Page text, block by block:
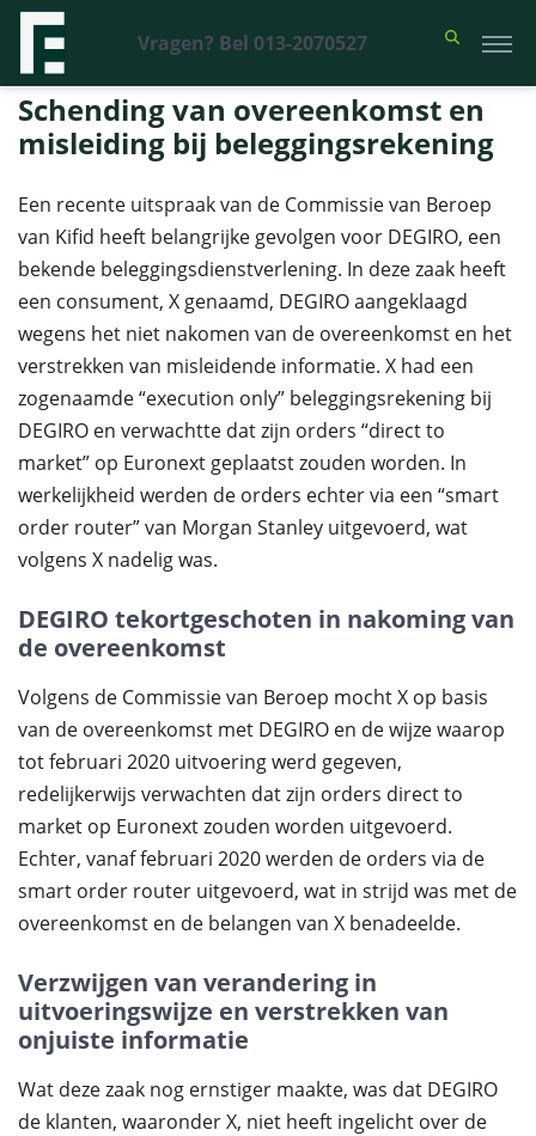
Vragen? Bel 013-2070527
Financieel Recht Advocaten >Uitspraken>Schending van
overeenkomst en misleiding bij beleggingsrekening
Schending van overeenkomst en
misleiding bij beleggingsrekening
Een recente uitspraak van de Commissie van Beroep
van Kifid heeft belangrijke gevolgen voor DEGIRO, een
bekende beleggingsdienstverlening. In deze zaak heeft
een consument, X genaamd, DEGIRO aangeklaagd
wegens het niet nakomen van de overeenkomst en het
verstrekken van misleidende informatie. X had een
zogenaamde “execution only” beleggingsrekening bij
DEGIRO en verwachtte dat zijn orders “direct to
market” op Euronext geplaatst zouden worden. In
werkelijkheid werden de orders echter via een “smart
order router” van Morgan Stanley uitgevoerd, wat
volgens X nadelig was.
DEGIRO tekortgeschoten in nakoming van
de overeenkomst
Volgens de Commissie van Beroep mocht X op basis
van de overeenkomst met DEGIRO en de wijze waarop
tot februari 2020 uitvoering werd gegeven,
redelijkerwijs verwachten dat zijn orders direct to
market op Euronext zouden worden uitgevoerd.
Echter, vanaf februari 2020 werden de orders via de
smart order router uitgevoerd, wat in strijd was met de
overeenkomst en de belangen van X benadeelde.
Verzwijgen van verandering in
uitvoeringswijze en verstrekken van
onjuiste informatie
Wat deze zaak nog ernstiger maakte, was dat DEGIRO
de klanten, waaronder X, niet heeft ingelicht over de